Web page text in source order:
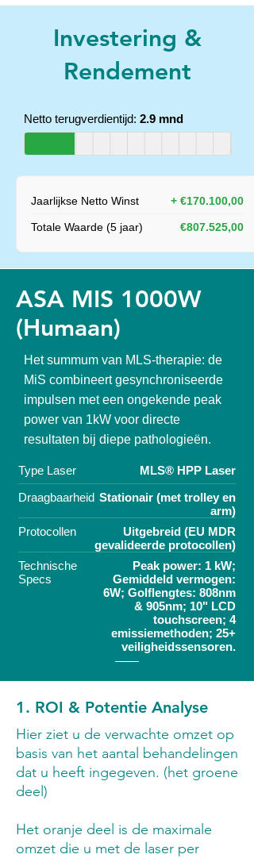
Investering &
Rendement
Netto terugverdientijd: 2.9 mnd
Jaarlijkse Netto Winst + €170.100,00
Totale Waarde (5 jaar) €807.525,00
ASA MIS 1000W
(Humaan)
Het summum van MLS-therapie: de
MiS combineert gesynchroniseerde
impulsen met een ongekende peak
power van 1kW voor directe
resultaten bij diepe pathologieën.
Type Laser
MLS® HPP Laser
Draagbaarheid Stationair (met trolley en
arm)
Protocollen
Uitgebreid (EU MDR
gevalideerde protocollen)
Technische
Specs
Peak power: 1 kW;
Gemiddeld vermogen:
6W; Golflengtes: 808nm
& 905nm; 10" LCD
touchscreen; 4
emissiemethoden; 25+
veiligheidssensoren.
1. ROI & Potentie Analyse
Hier ziet u de verwachte omzet op
basis van het aantal behandelingen
dat u heeft ingegeven. (het groene
deel)
Het oranje deel is de maximale
omzet die u met de laser per